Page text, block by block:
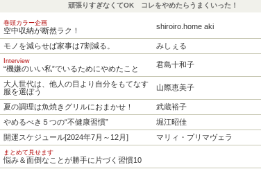
頑張りすぎなくてOK コレをやめたらうまくいった！
巻頭カラー企画
空中収納が断然ラク！ shiroiro.home aki
モノを減らせば家事は7割減る。 みしぇる
Interview
“機嫌のいい私”でいるためにやめたこと 君島十和子
大人世代は、他人の目より自分をもてなす
服を選ぼう
山際恵美子
夏の調理は魚焼きグリルにおまかせ！ 武蔵裕子
やめるべき５つの“不健康習慣”
堀江昭佳
開運スケジュール[2024年7月～12月]
マリィ・プリマヴェラ
まとめて見せます
悩み＆面倒なことが勝手に片づく習慣10